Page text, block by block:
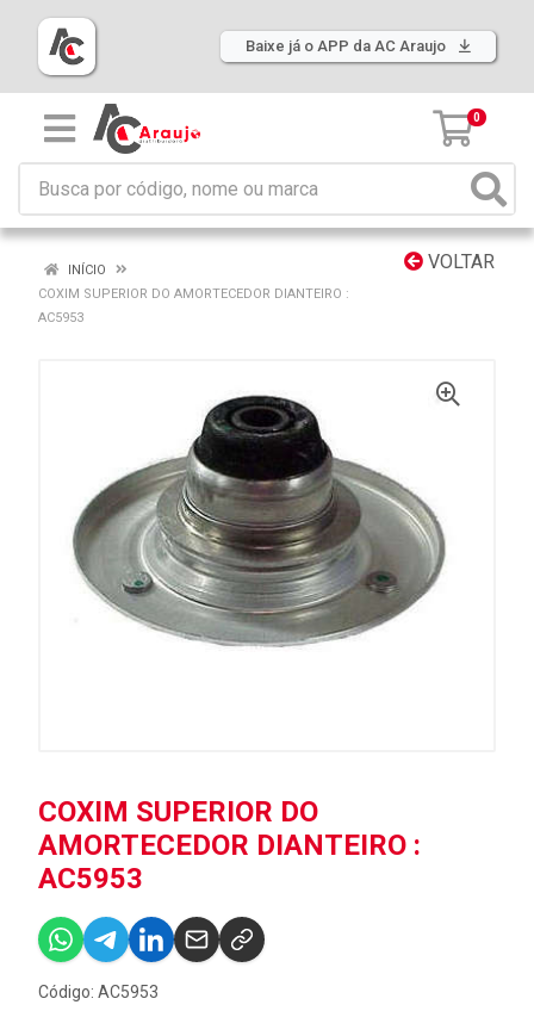
Baixe já o APP da AC Araujo
0
VOLTAR
INÍCIO
COXIM SUPERIOR DO AMORTECEDOR DIANTEIRO :
AC5953
COXIM SUPERIOR DO
AMORTECEDOR DIANTEIRO :
AC5953
Código: AC5953